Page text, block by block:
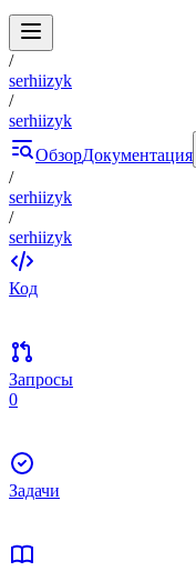
/
serhiizyk
/
serhiizyk
ОбзорДокументация
/
serhiizyk
/
serhiizyk
Код
Запросы
0
Задачи